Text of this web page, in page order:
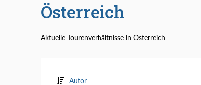
Österreich
Aktuelle Tourenverhältnisse in Österreich
Autor